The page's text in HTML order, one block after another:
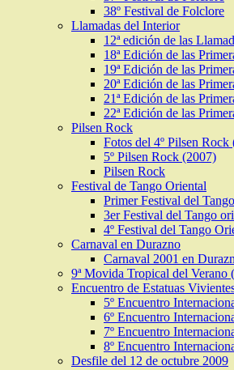
38º Festival de Folclore
Llamadas del Interior
12ª edición de las
18ª Edición de las
19ª Edición de las
20ª Edición de las
21ª Edición de las
22ª Edición de las
Pilsen Rock
Fotos del 4º Pilsen Rock
5º Pilsen Rock (2007)
Pilsen Rock
Festival de Tango Oriental
Primer Festival del
3er Festival del Tango
4º Festival del Tango
Carnaval en Durazno
Carnaval 2001 en
9ª Movida Tropical del Verano
Encuentro de Estatuas
5º Encuentro
6º Encuentro
7º Encuentro
8º Encuentro
Desfile del 12 de octubre 2009